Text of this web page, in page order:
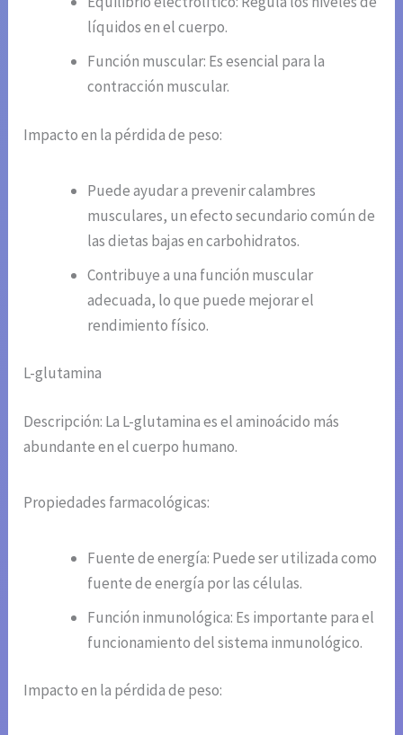
líquidos en el cuerpo.
Función muscular: Es esencial para la
contracción muscular.
Impacto en la pérdida de peso:
Puede ayudar a prevenir calambres
musculares, un efecto secundario común de
las dietas bajas en carbohidratos.
Contribuye a una función muscular
adecuada, lo que puede mejorar el
rendimiento físico.
L-glutamina
Descripción: La L-glutamina es el aminoácido más
abundante en el cuerpo humano.
Propiedades farmacológicas:
Fuente de energía: Puede ser utilizada como
fuente de energía por las células.
Función inmunológica: Es importante para el
funcionamiento del sistema inmunológico.
Impacto en la pérdida de peso: